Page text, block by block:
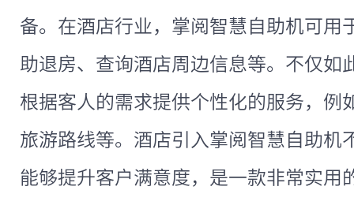
备。在酒店行业，掌阅智慧自助机可用
助退房、查询酒店周边信息等。不仅如
根据客人的需求提供个性化的服务，例
旅游路线等。酒店引入掌阅智慧自助机
能够提升客户满意度，是一款非常实用